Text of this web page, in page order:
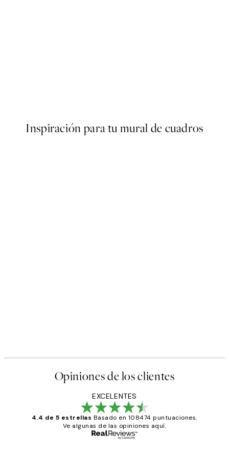
Inspiración para tu mural de cuadros
Opiniones de los clientes
EXCELENTES
4.4 de 5 estrellas Basado en 108474 puntuaciones.
Ve algunas de las opiniones aquí.